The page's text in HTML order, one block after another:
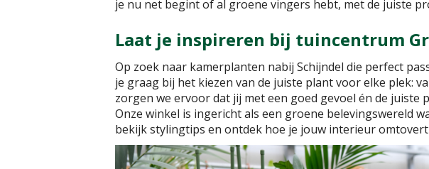
je nu net begint of al groene vingers hebt, met de juiste
Laat je inspireren bij tuincentrum
Op zoek naar kamerplanten nabij Schijndel die perfect
je graag bij het kiezen van de juiste plant voor elke plek:
zorgen we ervoor dat jij met een goed gevoel én de
Onze winkel is ingericht als een groene belevingswereld
bekijk stylingtips en ontdek hoe je jouw interieur